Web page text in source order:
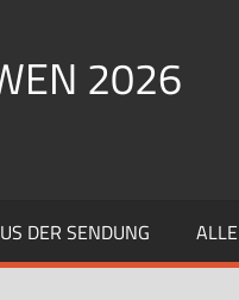
2026
DER SENDUNG